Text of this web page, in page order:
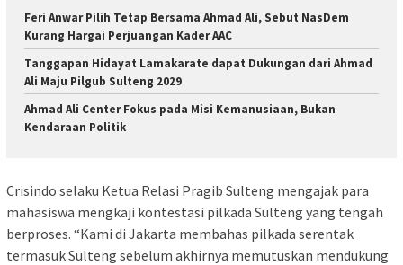
Feri Anwar Pilih Tetap Bersama Ahmad Ali, Sebut NasDem
Kurang Hargai Perjuangan Kader AAC
Tanggapan Hidayat Lamakarate dapat Dukungan dari Ahmad
Ali Maju Pilgub Sulteng 2029
Ahmad Ali Center Fokus pada Misi Kemanusiaan, Bukan
Kendaraan Politik
Crisindo selaku Ketua Relasi Pragib Sulteng mengajak para
mahasiswa mengkaji kontestasi pilkada Sulteng yang tengah
berproses. “Kami di Jakarta membahas pilkada serentak
termasuk Sulteng sebelum akhirnya memutuskan mendukung